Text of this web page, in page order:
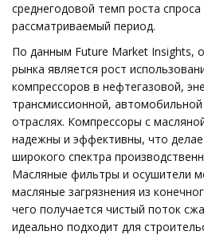
среднегодовой темп роста спроса
рассматриваемый период.
По данным Future Market Insights,
рынка является рост
компрессоров в нефтегазовой,
трансмиссионной,
отраслях. Компрессоры с
надежны и эффективны, что
широкого спектра
Масляные фильтры и осушители
масляные загрязнения из
чего получается чистый поток
идеально подходит для